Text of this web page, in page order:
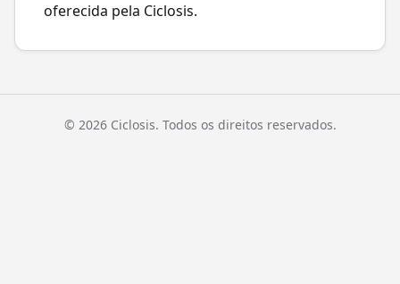
oferecida pela Ciclosis.
© 2026Ciclosis. Todos os direitos reservados.